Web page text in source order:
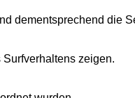
dementsprechend die
zeigen.